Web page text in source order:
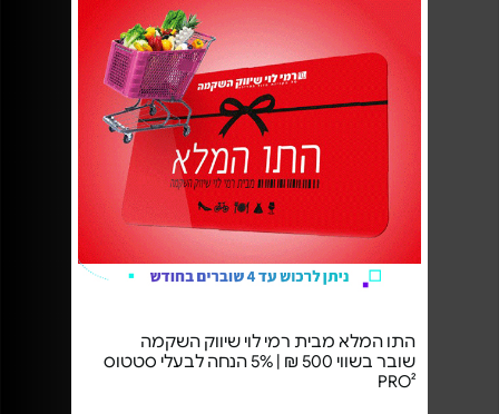
התו המלא מבית רמי לוי שיווק השקמה
שובר בשווי 500 ₪ | 5% הנחה לבעלי סטטוס
PRO²